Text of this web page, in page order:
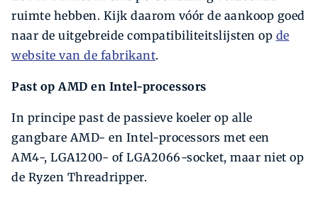
ruimte hebben. Kijk daarom vóór de aankoop goed
naar de uitgebreide compatibiliteitslijsten op de
website van de fabri­kant.
Past op AMD en Intel-processors
In principe past de passieve koeler op alle
gangbare AMD- en Intel-processors met een
AM4-, LGA1200- of LGA2066-socket, maar niet op
de Ryzen Threadripper.